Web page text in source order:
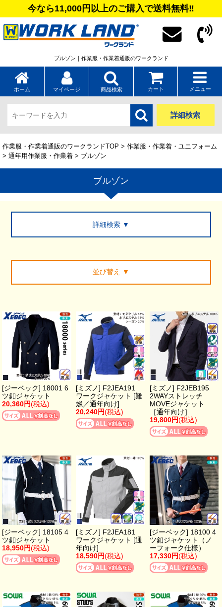
今なら11,000円以上のご購入で送料無料‼
ブルゾン｜作業服・作業着通販のワークランド
ホーム マイページ 商品検索 カート メニュー
詳細検索
作業服・作業着通販のワークランドTOP > 作業服・作業着・ユニフォーム
> 通年用作業服・作業着 > ブルゾン
ブルゾン
詳細検索 ▼
並び替え ▼
[ジーベック] 18001 6
ツ釦ジャケット
20,360円(税込)
[ミズノ] F2JEA191
ワークジャケット [難
燃／通年向け]
20,240円(税込)
[ミズノ] F2JEB195
2WAYストレッチ
MOVEジャケット
［通年向け］
19,800円(税込)
[ジーベック] 18105 4
ツ釦ジャケット
18,950円(税込)
[ミズノ] F2JEA181
ワークジャケット [通
年向け]
18,590円(税込)
[ジーベック] 18100 4
ツ釦ジャケット（ノ
ーフォーク仕様）
17,330円(税込)